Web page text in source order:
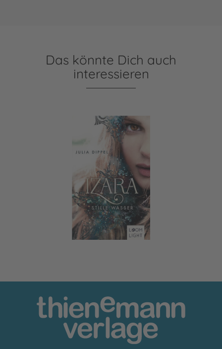
Das könnte Dich auch
interessieren